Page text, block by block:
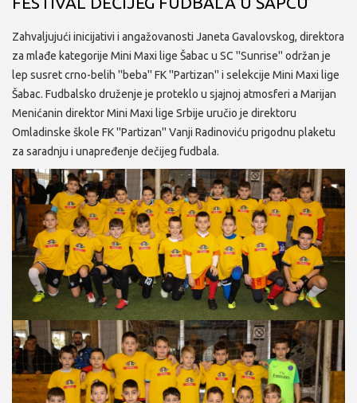
Zahvaljujući inicijativi i angažovanosti Janeta Gavalovskog, direktora
za mlađe kategorije Mini Maxi lige Šabac u SC ''Sunrise'' održan je
lep susret crno-belih ''beba'' FK ''Partizan'' i selekcije Mini Maxi lige
Šabac. Fudbalsko druženje je proteklo u sjajnoj atmosferi a Marijan
Menićanin direktor Mini Maxi lige Srbije uručio je direktoru
Omladinske škole FK ''Partizan'' Vanji Radinoviću prigodnu plaketu
za saradnju i unapređenje dečijeg fudbala.